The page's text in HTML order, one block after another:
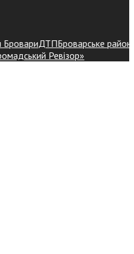
ДТПБроварське районне
Ревізор»